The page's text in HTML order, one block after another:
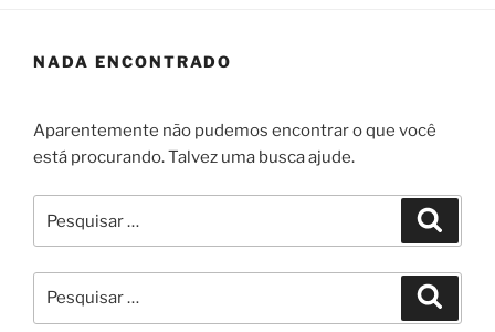
NADA ENCONTRADO
Aparentemente não pudemos encontrar o que você
está procurando. Talvez uma busca ajude.
por:
por: